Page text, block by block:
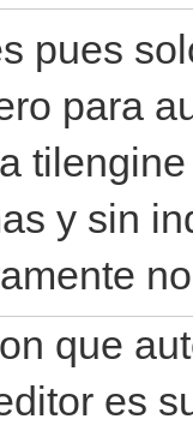
pues
para
y sin
que
es